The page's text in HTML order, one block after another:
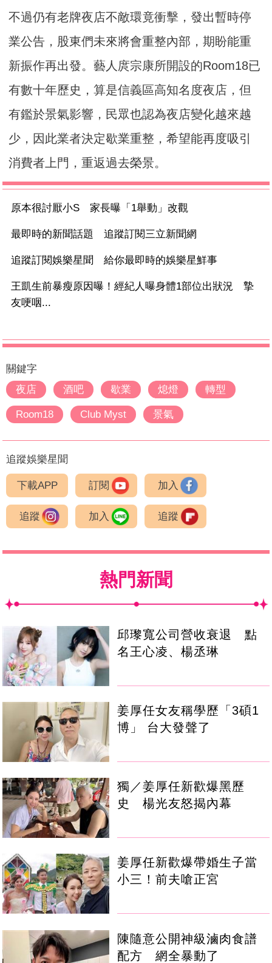
不過仍有老牌夜店不敵環竟衝擊，發出暫時停
業公告，股東們未來將會重整內部，期盼能重
新振作再出發。藝人庹宗康所開設的Room18已
有數十年歷史，算是信義區高知名度夜店，但
有鑑於景氣影響，民眾也認為夜店變化越來越
少，因此業者決定歇業重整，希望能再度吸引
消費者上門，重返過去榮景。
原本很討厭小S 家長曝「1舉動」改觀
最即時的新聞話題 追蹤訂閱三立新聞網
追蹤訂閱娛樂星聞 給你最即時的娛樂星鮮事
王凱生前暴瘦原因曝！經紀人曝身體1部位出狀況 摯
友哽咽...
關鍵字
夜店
酒吧 歇業 熄燈 轉型
Room18 Club Myst 景氣
追蹤娛樂星聞
下載APP 訂閱 加入
追蹤 加入 追蹤
熱門新聞
邱瓈寬公司營收衰退 點
名王心凌、楊丞琳
姜厚任女友稱學歷「3碩1
博」 台大發聲了
獨／姜厚任新歡爆黑歷
史 楊光友怒揭內幕
姜厚任新歡爆帶婚生子當
小三！前夫嗆正宮
陳隨意公開神級滷肉食譜
配方 網全暴動了